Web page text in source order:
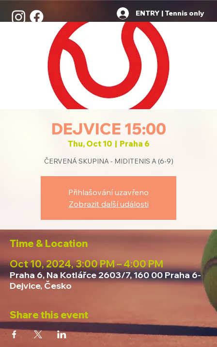
ENTRY | Tennis only
DEJVICE 15:00
Thu, Oct 10
  |
Praha 6
ČERVENÁ SKUPINA - MIDITENIS A (6-9)
Přihlašování uzavřeno
Zobrazit další události
Time & Location
Oct 10, 2024, 3:00 PM – 4:00 PM
Praha 6, Na Kotlářce 2603/7, 160 00 Praha 6-
Dejvice, Česko
Share this event